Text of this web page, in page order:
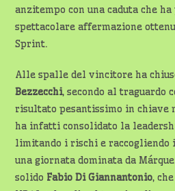
anzitempo con una caduta che
spettacolare affermazione
Sprint.
Alle spalle del vincitore ha
Bezzecchi, secondo al traguardo
risultato pesantissimo in chiave
ha infatti consolidato la
limitando i rischi e raccogliendo
una giornata dominata da
solido Fabio Di Giannantonio,